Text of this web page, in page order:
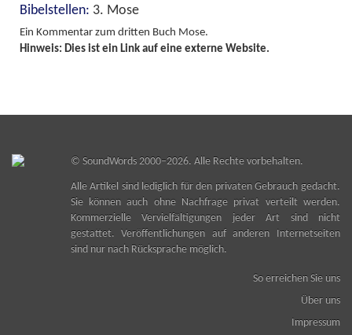
Bibelstellen: 3. Mose
Ein Kommentar zum dritten Buch Mose.
Hinweis: Dies ist ein Link auf eine externe Website.
© SoundWords2000–2026. Alle Rechte vorbehalten.
Alle Artikel sind lediglich für den privaten Gebrauch gedacht.
Sie können auch ohne Nachfrage privat verteilt werden.
Kommerzielle Vervielfältigungen jeder Art sind nicht
gestattet. Veröffentlichungen auf anderen Internetseiten
sind nur nach Rücksprache möglich.
So erreichen Sie uns
Über uns
Impressum